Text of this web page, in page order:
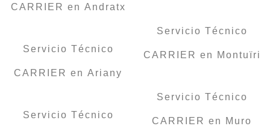
CARRIER en Andratx
Servicio Técnico
CARRIER en Ariany
Servicio Técnico
Servicio Técnico
CARRIER en Montuïri
Servicio Técnico
CARRIER en Muro